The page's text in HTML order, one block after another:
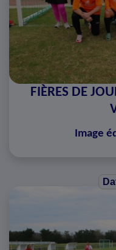
FIÈRES DE
Image